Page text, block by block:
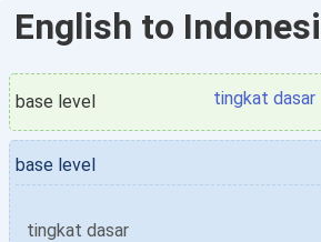
English to
base level tingkat dasar
base level
tingkat dasar